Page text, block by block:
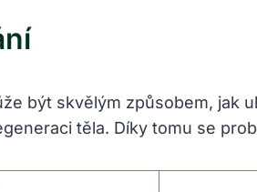
být skvělým způsobem, jak
těla. Díky tomu se